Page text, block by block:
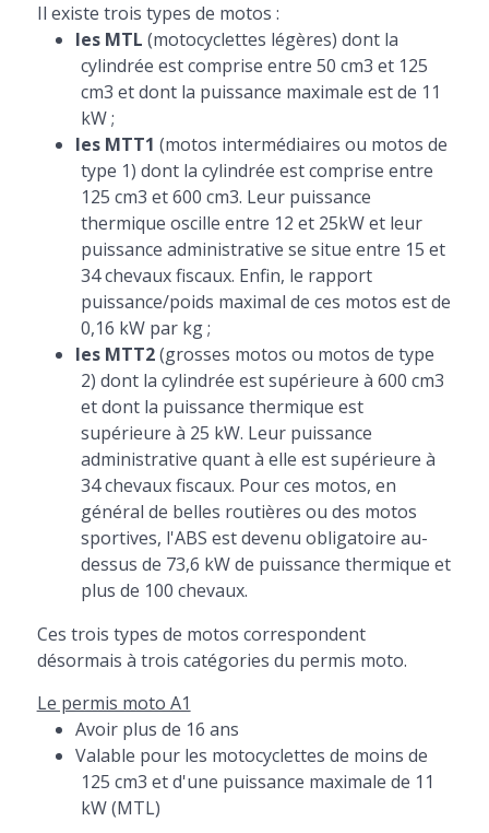
Il existe trois types de motos :
les MTL (motocyclettes légères) dont la
cylindrée est comprise entre 50 cm3 et 125
cm3 et dont la puissance maximale est de 11
kW ;
les MTT1 (motos intermédiaires ou motos de
type 1) dont la cylindrée est comprise entre
125 cm3 et 600 cm3. Leur puissance
thermique oscille entre 12 et 25kW et leur
puissance administrative se situe entre 15 et
34 chevaux fiscaux. Enfin, le rapport
puissance/poids maximal de ces motos est de
0,16 kW par kg ;
les MTT2(grosses motos ou motos de type
2) dont la cylindrée est supérieure à 600 cm3
et dont la puissance thermique est
supérieure à 25 kW. Leur puissance
administrative quant à elle est supérieure à
34 chevaux fiscaux. Pour ces motos, en
général de belles routières ou des motos
sportives, l'ABS est devenu obligatoire au-
dessus de 73,6 kW de puissance thermique et
plus de 100 chevaux.
Ces trois types de motos correspondent
désormais à trois catégories du permis moto.
Le permis moto A1
Avoir plus de 16 ans
Valable pour les motocyclettes de moins de
125 cm3 et d'une puissance maximale de 11
kW (MTL)